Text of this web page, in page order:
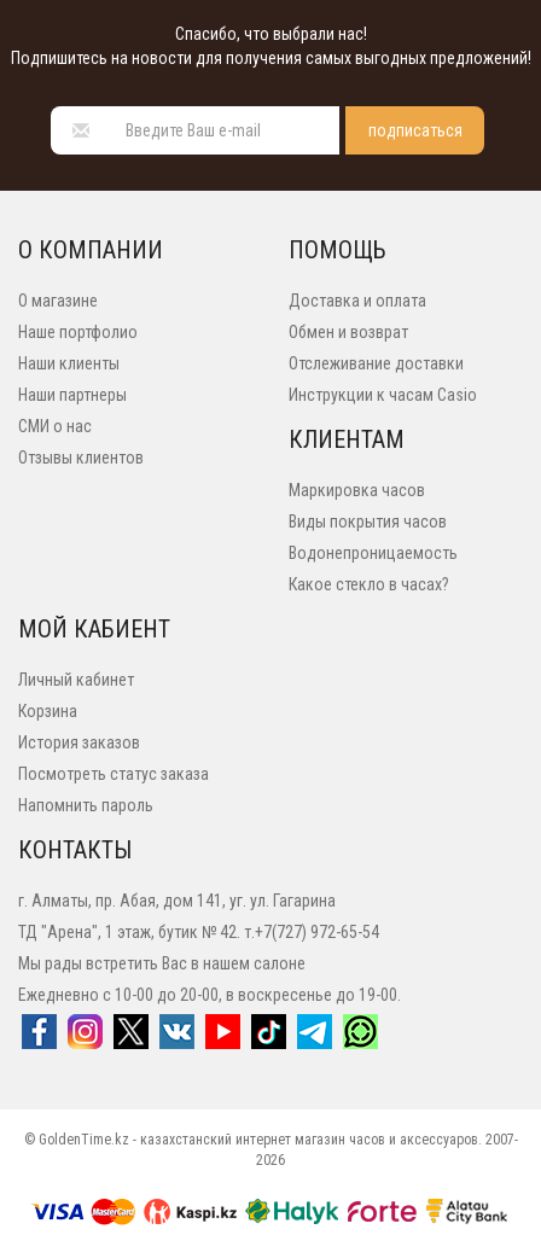
Спасибо, что выбрали нас!
Подпишитесь на новости для получения самых выгодных предложений!
подписаться
О КОМПАНИИ
О магазине
Наше портфолио
Наши клиенты
Наши партнеры
СМИ о нас
Отзывы клиентов
ПОМОЩЬ
Доставка и оплата
Обмен и возврат
Отслеживание доставки
Инструкции к часам Casio
КЛИЕНТАМ
Маркировка часов
Виды покрытия часов
Водонепроницаемость
Какое стекло в часах?
МОЙ КАБИЕНТ
Личный кабинет
Корзина
История заказов
Посмотреть статус заказа
Напомнить пароль
КОНТАКТЫ
г. Алматы, пр. Абая, дом 141, уг. ул. Гагарина
ТД "Арена", 1 этаж, бутик № 42. т.+7(727) 972-65-54
Мы рады встретить Вас в нашем салоне
Ежедневно с 10-00 до 20-00, в воскресенье до 19-00.
© GoldenTime.kz - казахстанский интернет магазин часов и аксессуаров. 2007-
2026